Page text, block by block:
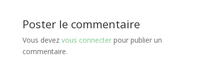
Poster le commentaire
Vous devez vous connecterpour publier un
commentaire.